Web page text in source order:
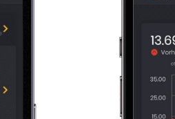
tot commerciële en